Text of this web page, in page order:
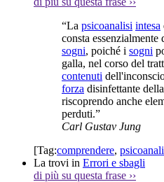
“La psicoanalisi intesa
consta
sogni, poiché i sogni
galla, nel corso del
contenuti
forza disinfettante
riscoprendo anche
perduti.”
Carl Gustav Jung
[Tag:comprendere,
La trovi in Errori e sbagli
di più su questa frase ››